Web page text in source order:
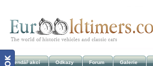
Kalendář akcí Odkazy Forum Galerie